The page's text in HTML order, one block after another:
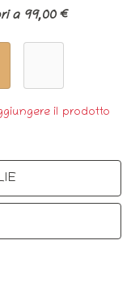
a 99,00 €
il prodotto